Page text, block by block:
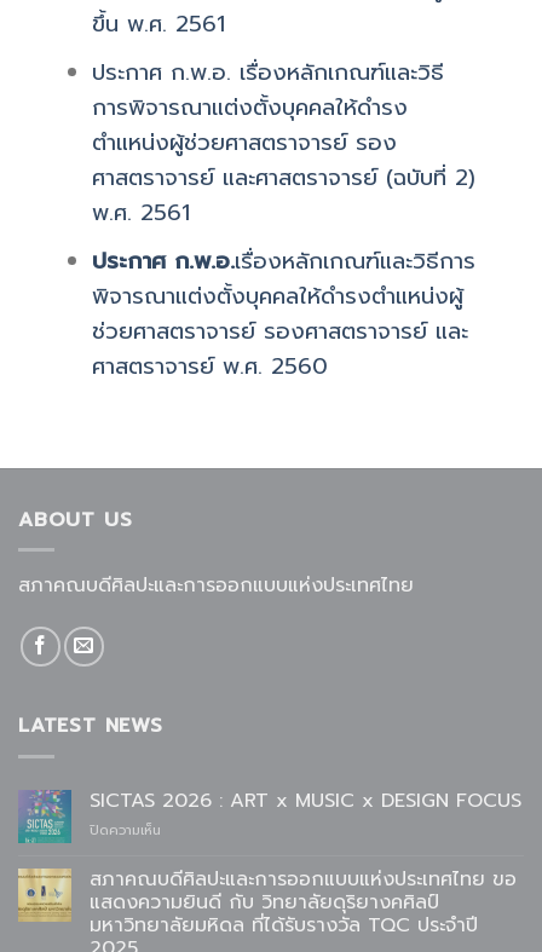
ขึ้น พ.ศ. 2561
ประกาศ ก.พ.อ. เรื่องหลักเกณฑ์และวิธี
การพิจารณาแต่งตั้งบุคคลให้ดำรง
ตำแหน่งผู้ช่วยศาสตราจารย์ รอง
ศาสตราจารย์ และศาสตราจารย์ (ฉบับที่ 2)
พ.ศ. 2561
ประกาศ ก.พ.อ.เรื่องหลักเกณฑ์และวิธีการ
พิจารณาแต่งตั้งบุคคลให้ดำรงตำแหน่งผู้
ช่วยศาสตราจารย์ รองศาสตราจารย์ และ
ศาสตราจารย์ พ.ศ. 2560
ABOUT US
สภาคณบดีศิลปะและการออกแบบแห่งประเทศไทย
LATEST NEWS
SICTAS 2026 : ART x MUSIC x DESIGN FOCUS
ปิดความเห็น
2026
:
ART
x
สภาคณบดีศิลปะและการออกแบบแห่งประเทศไทย ขอ
แสดงความยินดี กับ วิทยาลัยดุริยางคศิลป์
มหาวิทยาลัยมหิดล ที่ได้รับรางวัล TQC ประจำปี